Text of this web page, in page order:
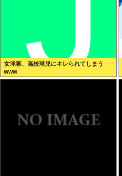
女球審、高校球児にキレられてしまう
www